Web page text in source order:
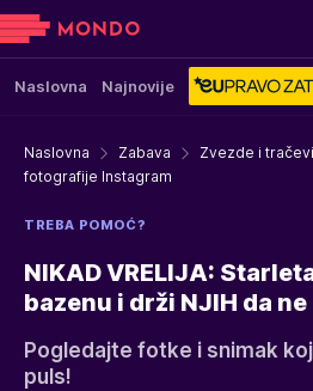
Naslovna Najnovije
Naslovna Zabava Zvezde i tračevi
fotografije Instagram
TREBA POMOĆ?
NIKAD VRELIJA:
bazenu i drži NJIH da
Pogledajte fotke i snimak
puls!